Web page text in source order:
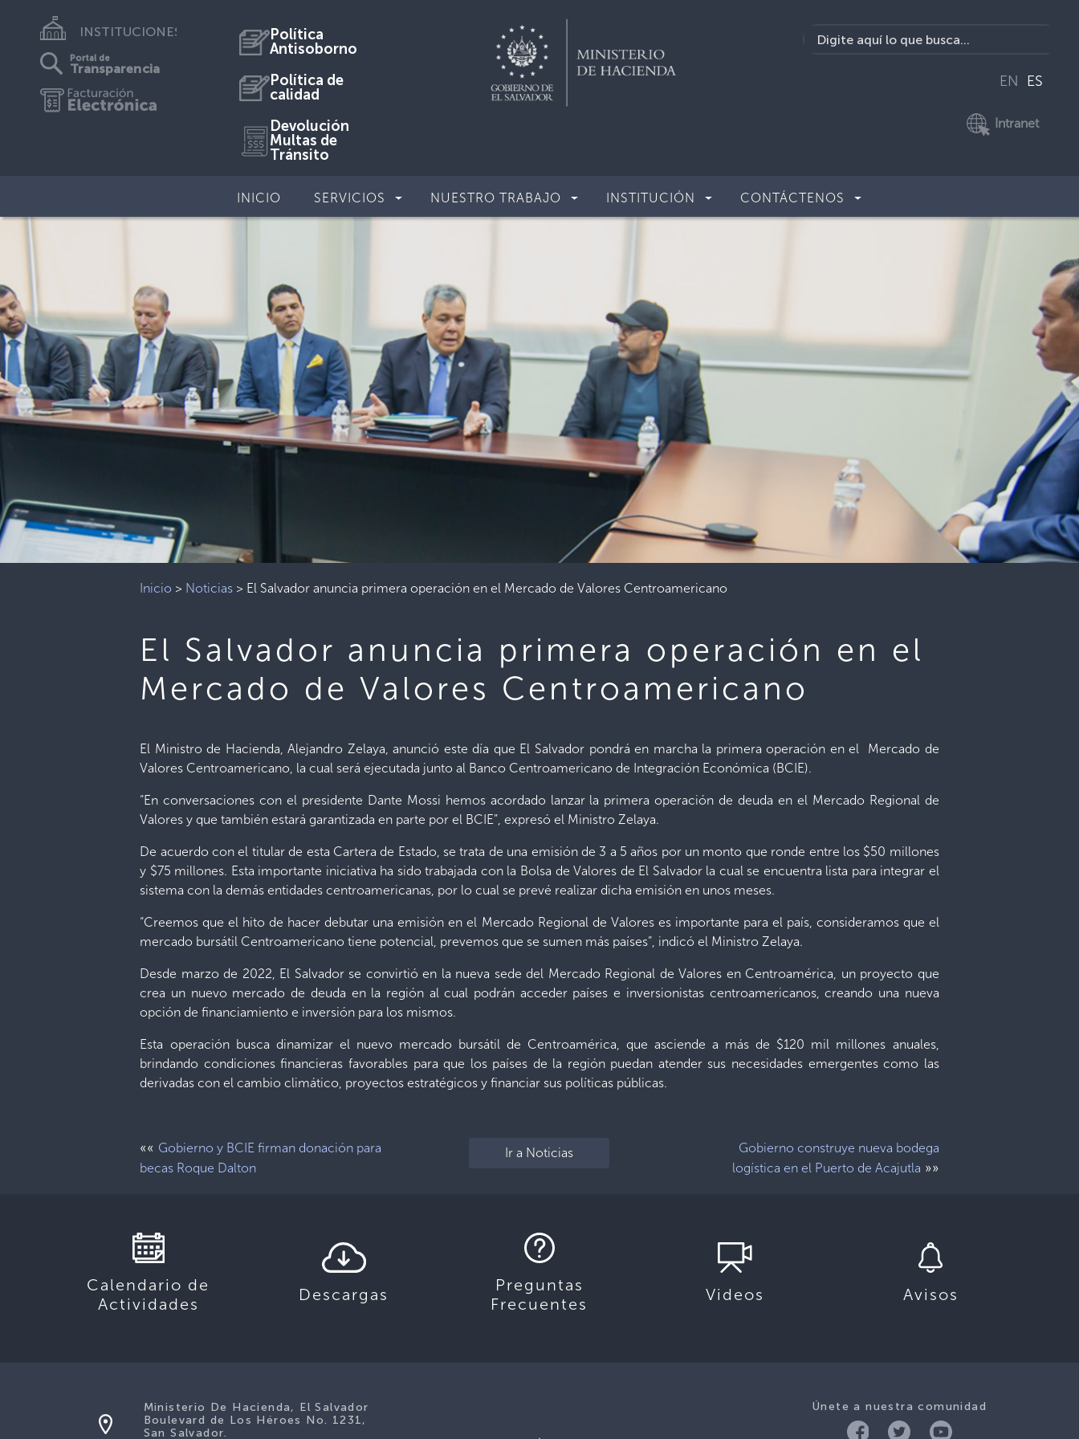
INSTITUCIONES
Portal de
Transparencia
Política
Antisoborno
Política de
calidad
Devolución
Multas de
Tránsito
EN ES
Intranet
INICIO SERVICIOS NUESTRO TRABAJO INSTITUCIÓN CONTÁCTENOS
Inicio > Noticias > El Salvador anuncia primera operación en el Mercado de Valores Centroamericano
El Salvador anuncia primera operación en el
Mercado de Valores Centroamericano
El Ministro de Hacienda, Alejandro Zelaya, anunció este día que El Salvador pondrá en marcha la primera operación en el Mercado de
Valores Centroamericano, la cual será ejecutada junto al Banco Centroamericano de Integración Económica (BCIE).
“En conversaciones con el presidente Dante Mossi hemos acordado lanzar la primera operación de deuda en el Mercado Regional de
Valores y que también estará garantizada en parte por el BCIE”, expresó el Ministro Zelaya.
De acuerdo con el titular de esta Cartera de Estado, se trata de una emisión de 3 a 5 años por un monto que ronde entre los $50 millones
y $75 millones. Esta importante iniciativa ha sido trabajada con la Bolsa de Valores de El Salvador la cual se encuentra lista para integrar el
sistema con la demás entidades centroamericanas, por lo cual se prevé realizar dicha emisión en unos meses.
“Creemos que el hito de hacer debutar una emisión en el Mercado Regional de Valores es importante para el país, consideramos que el
mercado bursátil Centroamericano tiene potencial, prevemos que se sumen más países”, indicó el Ministro Zelaya.
Desde marzo de 2022, El Salvador se convirtió en la nueva sede del Mercado Regional de Valores en Centroamérica, un proyecto que
crea un nuevo mercado de deuda en la región al cual podrán acceder países e inversionistas centroamericanos, creando una nueva
opción de financiamiento e inversión para los mismos.
Esta operación busca dinamizar el nuevo mercado bursátil de Centroamérica, que asciende a más de $120 mil millones anuales,
brindando condiciones financieras favorables para que los países de la región puedan atender sus necesidades emergentes como las
derivadas con el cambio climático, proyectos estratégicos y financiar sus políticas públicas.
«« Gobierno y BCIE firman donación para
becas Roque Dalton
Ir a Noticias
Gobierno construye nueva bodega
logística en el Puerto de Acajutla »»
Calendario de
Actividades
Descargas
Preguntas
Frecuentes
Videos Avisos
Únete a nuestra comunidad
Ministerio De Hacienda, El Salvador
Boulevard de Los Héroes No. 1231,
San Salvador.